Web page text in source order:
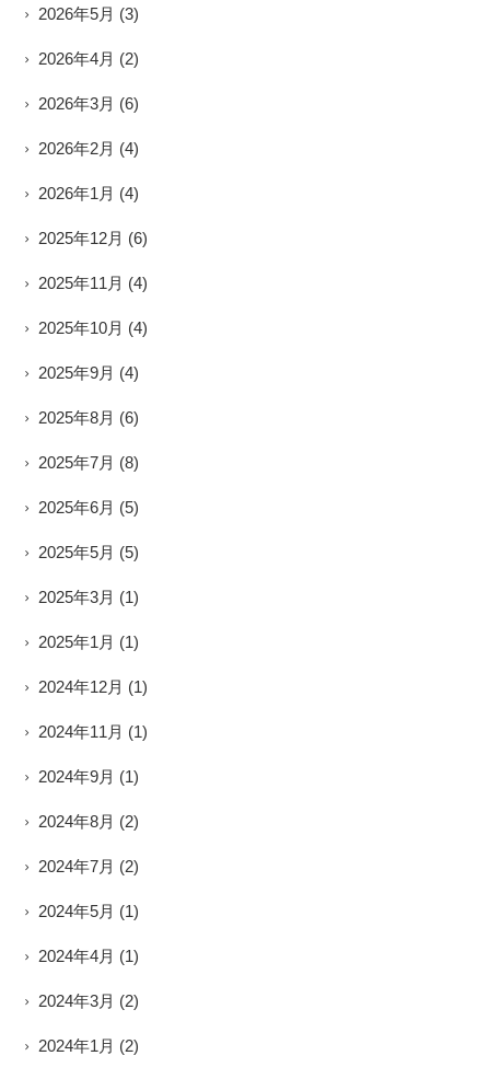
2026年5月 (3)
2026年4月 (2)
2026年3月 (6)
2026年2月 (4)
2026年1月 (4)
2025年12月 (6)
2025年11月 (4)
2025年10月 (4)
2025年9月 (4)
2025年8月 (6)
2025年7月 (8)
2025年6月 (5)
2025年5月 (5)
2025年3月 (1)
2025年1月 (1)
2024年12月 (1)
2024年11月 (1)
2024年9月 (1)
2024年8月 (2)
2024年7月 (2)
2024年5月 (1)
2024年4月 (1)
2024年3月 (2)
2024年1月 (2)